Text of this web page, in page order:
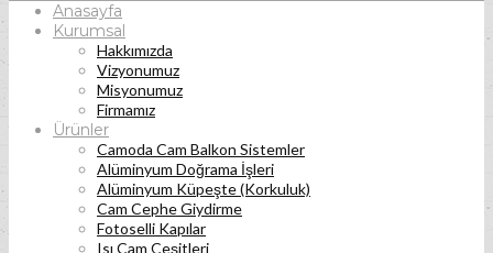
Anasayfa
Kurumsal
Hakkımızda
Vizyonumuz
Misyonumuz
Firmamız
Ürünler
Camoda Cam Balkon Sistemler
Alüminyum Doğrama İşleri
Alüminyum Küpeşte (Korkuluk)
Cam Cephe Giydirme
Fotoselli Kapılar
Isı Cam Çeşitleri